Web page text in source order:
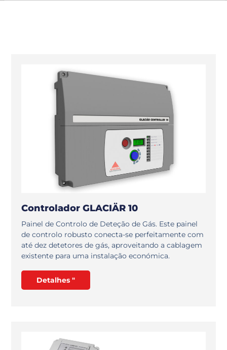
Controlador GLACIÄR 10
Painel de Controlo de Deteção de Gás. Este painel
de controlo robusto conecta-se perfeitamente com
até dez detetores de gás, aproveitando a cablagem
existente para uma instalação económica.
Detalhes "